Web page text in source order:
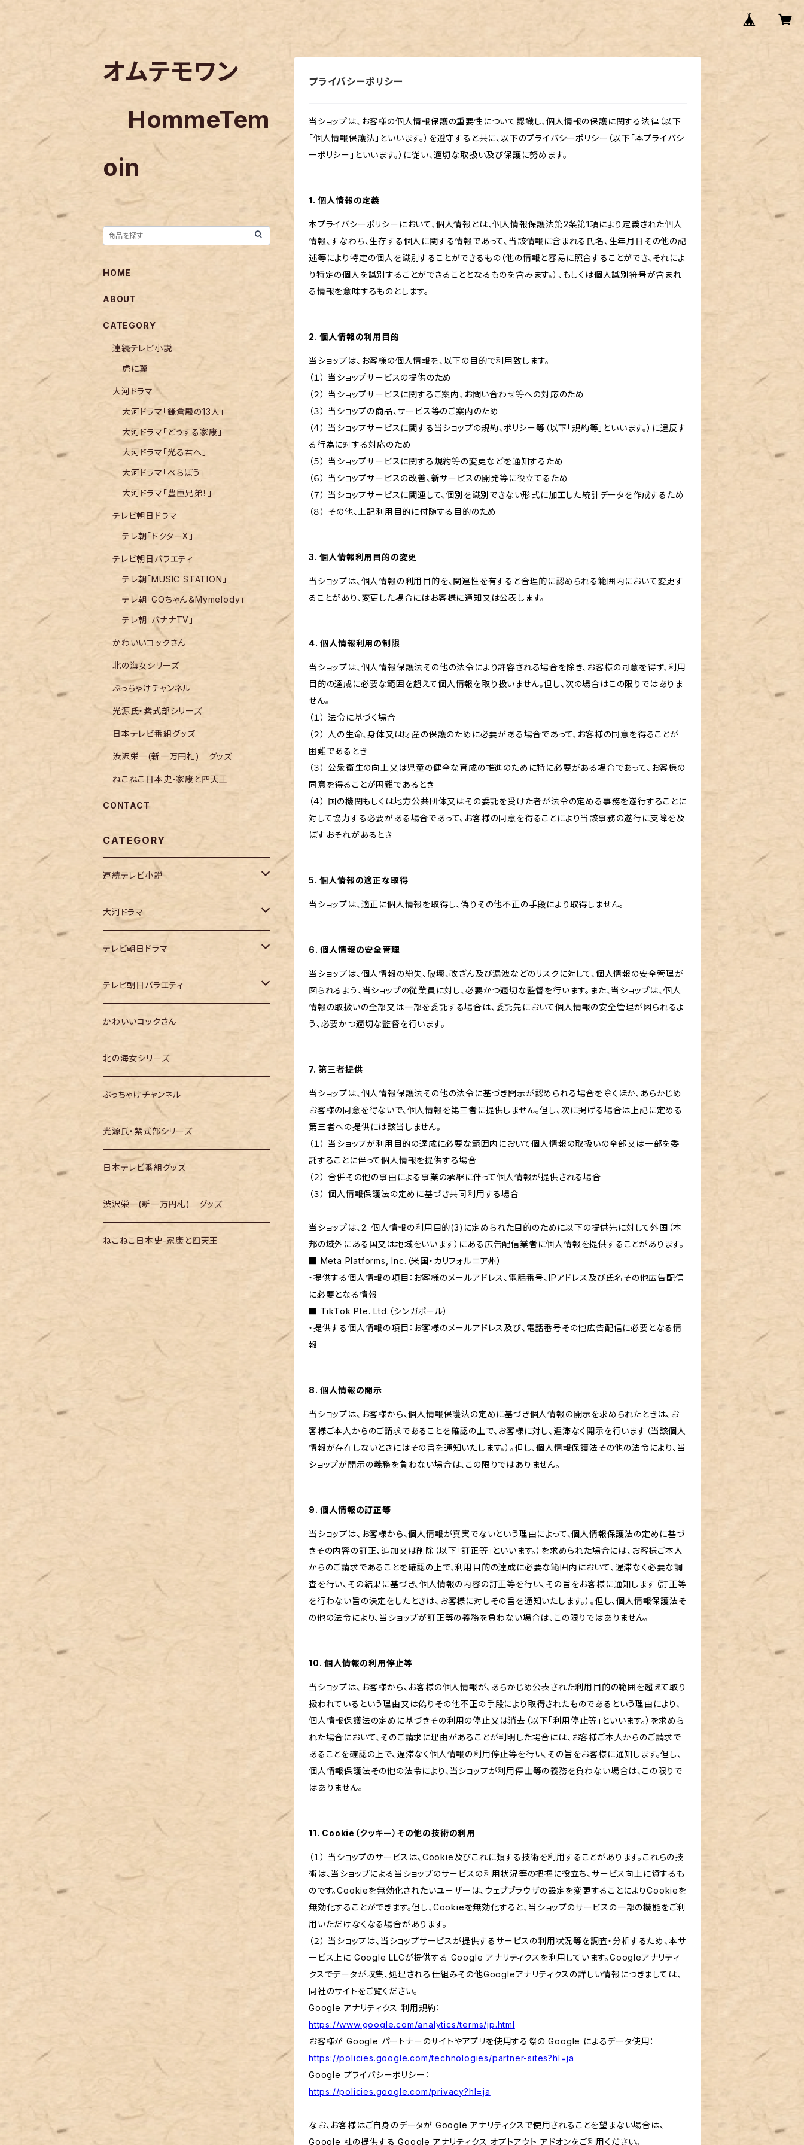
プライバシーポリシー
当ショップは、お客様の個人情報保護の重要性について認識し、個人情報の保護に関する法律（以下
「個人情報保護法」といいます。）を遵守すると共に、以下のプライバシーポリシー（以下「本プライバシ
ーポリシー」といいます。）に従い、適切な取扱い及び保護に努めます。
1. 個人情報の定義
本プライバシーポリシーにおいて、個人情報とは、個人情報保護法第2条第1項により定義された個人
情報、すなわち、生存する個人に関する情報であって、当該情報に含まれる氏名、生年月日その他の記
述等により特定の個人を識別することができるもの（他の情報と容易に照合することができ、それによ
り特定の個人を識別することができることとなるものを含みます。）、もしくは個人識別符号が含まれ
る情報を意味するものとします。
2. 個人情報の利用目的
当ショップは、お客様の個人情報を、以下の目的で利用致します。
（１） 当ショップサービスの提供のため
（２） 当ショップサービスに関するご案内、お問い合わせ等への対応のため
（３） 当ショップの商品、サービス等のご案内のため
（４） 当ショップサービスに関する当ショップの規約、ポリシー等（以下「規約等」といいます。）に違反す
る行為に対する対応のため
（５） 当ショップサービスに関する規約等の変更などを通知するため
（６） 当ショップサービスの改善、新サービスの開発等に役立てるため
（７） 当ショップサービスに関連して、個別を識別できない形式に加工した統計データを作成するため
（８） その他、上記利用目的に付随する目的のため
3. 個人情報利用目的の変更
当ショップは、個人情報の利用目的を、関連性を有すると合理的に認められる範囲内において変更す
ることがあり、変更した場合にはお客様に通知又は公表します。
4. 個人情報利用の制限
当ショップは、個人情報保護法その他の法令により許容される場合を除き、お客様の同意を得ず、利用
目的の達成に必要な範囲を超えて個人情報を取り扱いません。但し、次の場合はこの限りではありま
せん。
（１） 法令に基づく場合
（２） 人の生命、身体又は財産の保護のために必要がある場合であって、お客様の同意を得ることが
困難であるとき
（３） 公衆衛生の向上又は児童の健全な育成の推進のために特に必要がある場合であって、お客様の
同意を得ることが困難であるとき
（４） 国の機関もしくは地方公共団体又はその委託を受けた者が法令の定める事務を遂行することに
対して協力する必要がある場合であって、お客様の同意を得ることにより当該事務の遂行に支障を及
ぼすおそれがあるとき
5. 個人情報の適正な取得
当ショップは、適正に個人情報を取得し、偽りその他不正の手段により取得しません。
6. 個人情報の安全管理
当ショップは、個人情報の紛失、破壊、改ざん及び漏洩などのリスクに対して、個人情報の安全管理が
図られるよう、当ショップの従業員に対し、必要かつ適切な監督を行います。また、当ショップは、個人
情報の取扱いの全部又は一部を委託する場合は、委託先において個人情報の安全管理が図られるよ
う、必要かつ適切な監督を行います。
7. 第三者提供
当ショップは、個人情報保護法その他の法令に基づき開示が認められる場合を除くほか、あらかじめ
お客様の同意を得ないで、個人情報を第三者に提供しません。但し、次に掲げる場合は上記に定める
第三者への提供には該当しません。
（１） 当ショップが利用目的の達成に必要な範囲内において個人情報の取扱いの全部又は一部を委
託することに伴って個人情報を提供する場合
（２） 合併その他の事由による事業の承継に伴って個人情報が提供される場合
（３） 個人情報保護法の定めに基づき共同利用する場合
当ショップは、2. 個人情報の利用目的(3)に定められた目的のために以下の提供先に対して外国（本
邦の域外にある国又は地域をいいます）にある広告配信業者に個人情報を提供することがあります。
■ Meta Platforms, Inc.（米国・カリフォルニア州）
・提供する個人情報の項目：お客様のメールアドレス、電話番号、IPアドレス及び氏名その他広告配信
に必要となる情報
■ TikTok Pte. Ltd.（シンガポール）
・提供する個人情報の項目：お客様のメールアドレス及び、電話番号その他広告配信に必要となる情
報
8. 個人情報の開示
当ショップは、お客様から、個人情報保護法の定めに基づき個人情報の開示を求められたときは、お
客様ご本人からのご請求であることを確認の上で、お客様に対し、遅滞なく開示を行います（当該個人
情報が存在しないときにはその旨を通知いたします。）。但し、個人情報保護法その他の法令により、当
ショップが開示の義務を負わない場合は、この限りではありません。
9. 個人情報の訂正等
当ショップは、お客様から、個人情報が真実でないという理由によって、個人情報保護法の定めに基づ
きその内容の訂正、追加又は削除（以下「訂正等」といいます。）を求められた場合には、お客様ご本人
からのご請求であることを確認の上で、利用目的の達成に必要な範囲内において、遅滞なく必要な調
査を行い、その結果に基づき、個人情報の内容の訂正等を行い、その旨をお客様に通知します（訂正等
を行わない旨の決定をしたときは、お客様に対しその旨を通知いたします。）。但し、個人情報保護法そ
の他の法令により、当ショップが訂正等の義務を負わない場合は、この限りではありません。
10. 個人情報の利用停止等
当ショップは、お客様から、お客様の個人情報が、あらかじめ公表された利用目的の範囲を超えて取り
扱われているという理由又は偽りその他不正の手段により取得されたものであるという理由により、
個人情報保護法の定めに基づきその利用の停止又は消去（以下「利用停止等」といいます。）を求めら
れた場合において、そのご請求に理由があることが判明した場合には、お客様ご本人からのご請求で
あることを確認の上で、遅滞なく個人情報の利用停止等を行い、その旨をお客様に通知します。但し、
個人情報保護法その他の法令により、当ショップが利用停止等の義務を負わない場合は、この限りで
はありません。
11. Cookie（クッキー）その他の技術の利用
（１） 当ショップのサービスは、Cookie及びこれに類する技術を利用することがあります。これらの技
術は、当ショップによる当ショップのサービスの利用状況等の把握に役立ち、サービス向上に資するも
のです。Cookieを無効化されたいユーザーは、ウェブブラウザの設定を変更することによりCookieを
無効化することができます。但し、Cookieを無効化すると、当ショップのサービスの一部の機能をご利
用いただけなくなる場合があります。
（２） 当ショップは、当ショップサービスが提供するサービスの利用状況等を調査・分析するため、本サ
ービス上に Google LLCが提供する Google アナリティクスを利用しています。Googleアナリティ
クスでデータが収集、処理される仕組みその他Googleアナリティクスの詳しい情報につきましては、
同社のサイトをご覧ください。
Google アナリティクス 利用規約：
https://www.google.com/analytics/terms/jp.html
お客様が Google パートナーのサイトやアプリを使用する際の Google によるデータ使用：
https://policies.google.com/technologies/partner-sites?hl=ja
Google プライバシーポリシー：
https://policies.google.com/privacy?hl=ja
なお、お客様はご自身のデータが Google アナリティクスで使用されることを望まない場合は、
Google 社の提供する Google アナリティクス オプトアウト アドオンをご利用ください。
オムテモワン
HommeTem
oin
HOME
ABOUT
CATEGORY
連続テレビ小説
虎に翼
大河ドラマ
大河ドラマ「鎌倉殿の13人」
大河ドラマ「どうする家康」
大河ドラマ「光る君へ」
大河ドラマ「べらぼう」
大河ドラマ「豊臣兄弟！」
テレビ朝日ドラマ
テレ朝「ドクターX」
テレビ朝日バラエティ
テレ朝「MUSIC STATION」
テレ朝「GOちゃん＆Mymelody」
テレ朝「バナナTV」
かわいいコックさん
北の海女シリーズ
ぶっちゃけチャンネル
光源氏・紫式部シリーズ
日本テレビ番組グッズ
渋沢栄一(新一万円札) グッズ
ねこねこ日本史-家康と四天王
CONTACT
CATEGORY
連続テレビ小説
虎に翼
大河ドラマ
大河ドラマ「鎌倉殿の13人」
大河ドラマ「どうする家康」
大河ドラマ「光る君へ」
大河ドラマ「べらぼう」
大河ドラマ「豊臣兄弟！」
テレビ朝日ドラマ
テレ朝「ドクターX」
テレビ朝日バラエティ
テレ朝「MUSIC STATION」
テレ朝「GOちゃん＆Mymelody」
テレ朝「バナナTV」
かわいいコックさん
北の海女シリーズ
ぶっちゃけチャンネル
光源氏・紫式部シリーズ
日本テレビ番組グッズ
渋沢栄一(新一万円札) グッズ
ねこねこ日本史-家康と四天王